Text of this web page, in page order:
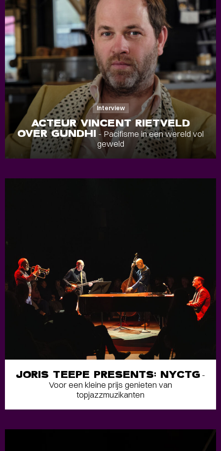
Interview
ACTEUR VINCENT RIETVELD
OVER GUNDHI - Pacifisme in een wereld vol
geweld
JORIS TEEPE PRESENTS: NYCTG-
Voor een kleine prijs genieten van
topjazzmuzikanten